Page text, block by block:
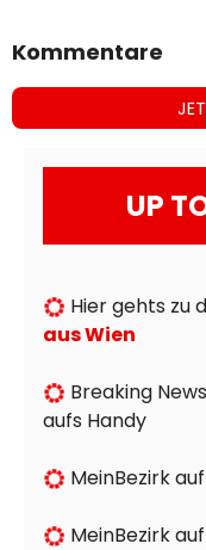
Kommentare
UP
Hier gehts zu
aus Wien
Breaking
aufs Handy
MeinBezirk auf
MeinBezirk auf